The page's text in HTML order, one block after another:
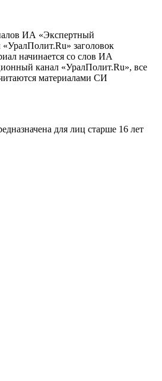
ИА «Экспертный
заголовок
начинается со слов ИА
канал «УралПолит.Ru», все
материалами СИ
для лиц старше 16 лет